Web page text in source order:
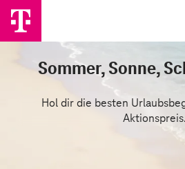
Sommer, Sonne,
Hol dir die besten
Aktionspreis.